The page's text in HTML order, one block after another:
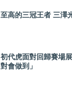
至高的三冠王者 三澤
初代虎面對回歸賽場
對會做到」